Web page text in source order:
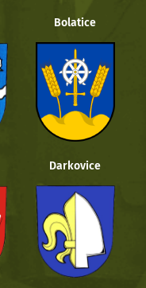
Bolatice
Darkovice